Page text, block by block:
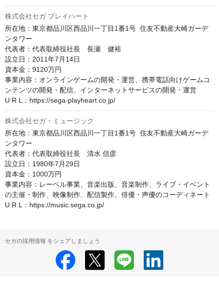
株式会社セガ プレイハート
所在地：東京都品川区西品川一丁目1番1号  住友不動産大崎ガーデ
ンタワー
代表者：代表取締役社長　長瀬　健裕
設立日：2011年7月14日
資本金：9120万円
事業内容：オンラインゲームの開発・運営、携帯電話向けゲームコ
ンテンツの開発・配信、インターネットサービスの開発・運営
U R L：https://sega-playheart.co.jp/
株式会社セガ・ミュージック
所在地：東京都品川区西品川一丁目1番1号  住友不動産大崎ガーデ
ンタワー
代表者：代表取締役社長　清水 信彦
設立日：1980年7月29日
資本金：1000万円
事業内容：レーベル事業、音楽出版、音楽制作、ライブ・イベント
の主催・制作、映像制作、配信製作、俳優・声優のコーディネート
U R L：https://music.sega.co.jp/
セガの採用情報 をシェアしましょう